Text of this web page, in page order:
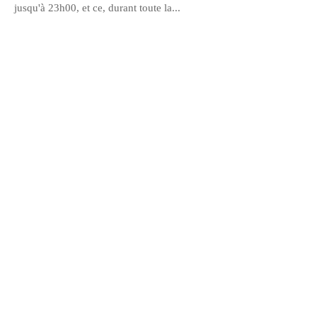
jusqu'à 23h00, et ce, durant toute la...